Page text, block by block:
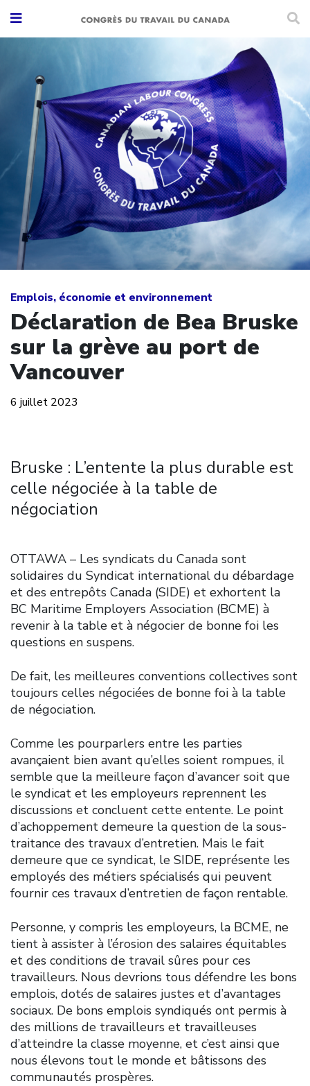
Emplois, économie et environnement
Déclaration de Bea Bruske
sur la grève au port de
Vancouver
6 juillet 2023
Bruske : L’entente la plus durable est
celle négociée à la table de
négociation
OTTAWA – Les syndicats du Canada sont
solidaires du Syndicat international du débardage
et des entrepôts Canada (SIDE) et exhortent la
BC Maritime Employers Association (BCME) à
revenir à la table et à négocier de bonne foi les
questions en suspens.
De fait, les meilleures conventions collectives sont
toujours celles négociées de bonne foi à la table
de négociation.
Comme les pourparlers entre les parties
avançaient bien avant qu’elles soient rompues, il
semble que la meilleure façon d’avancer soit que
le syndicat et les employeurs reprennent les
discussions et concluent cette entente. Le point
d’achoppement demeure la question de la sous-
traitance des travaux d’entretien. Mais le fait
demeure que ce syndicat, le SIDE, représente les
employés des métiers spécialisés qui peuvent
fournir ces travaux d’entretien de façon rentable.
Personne, y compris les employeurs, la BCME, ne
tient à assister à l’érosion des salaires équitables
et des conditions de travail sûres pour ces
travailleurs. Nous devrions tous défendre les bons
emplois, dotés de salaires justes et d’avantages
sociaux. De bons emplois syndiqués ont permis à
des millions de travailleurs et travailleuses
d’atteindre la classe moyenne, et c’est ainsi que
nous élevons tout le monde et bâtissons des
communautés prospères.